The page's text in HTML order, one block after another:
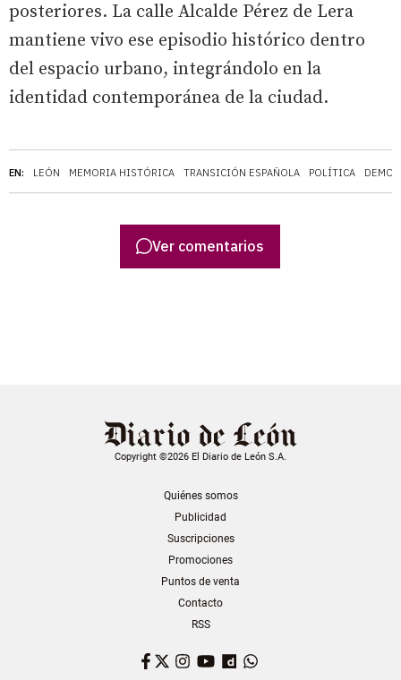
EN: LEÓN MEMORIA HISTÓRICA TRANSICIÓN ESPAÑOLA POLÍTICA
posteriores. La calle Alcalde Pérez de Lera
mantiene vivo ese episodio histórico dentro
del espacio urbano, integrándolo en la
identidad contemporánea de la ciudad.
Ver comentarios
Copyright ©2026 El Diario de León S.A.
Quiénes somos
Publicidad
Suscripciones
Promociones
Puntos de venta
Contacto
RSS
Facebook
TwitterInstagram
YouTubeDailymotion